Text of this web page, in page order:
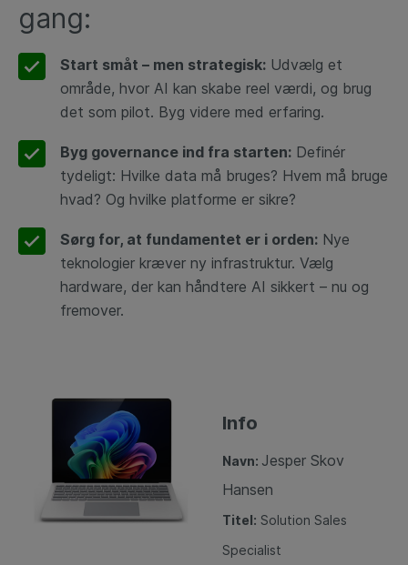
gang:
Start småt – men strategisk: Udvælg et
område, hvor AI kan skabe reel værdi, og brug
det som pilot. Byg videre med erfaring.
Byg governance ind fra starten: Definér
tydeligt: Hvilke data må bruges? Hvem må bruge
hvad? Og hvilke platforme er sikre?
Sørg for, at fundamentet er i orden: Nye
teknologier kræver ny infrastruktur. Vælg
hardware, der kan håndtere AI sikkert – nu og
fremover.
Info
Navn: Jesper Skov
Hansen
Titel: Solution Sales
Specialist